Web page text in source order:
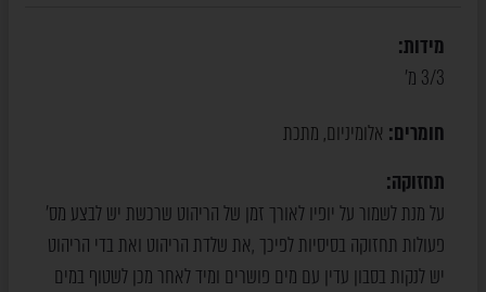
מידות:
3/3 מ'
חומרים: אלומיניום, מתכת
תחזוקה:
על מנת לשמור על יופיו לאורך זמן של הריהוט שרכשת יש לבצע מס'
פעולות תחזוקה בסיסיות לפיכך ,את שלדת הריהוט ואת בדי הריהוט
יש לנקות בסבון עדין עם מים פושרים ומיד לאחר מכן לשטוף במים